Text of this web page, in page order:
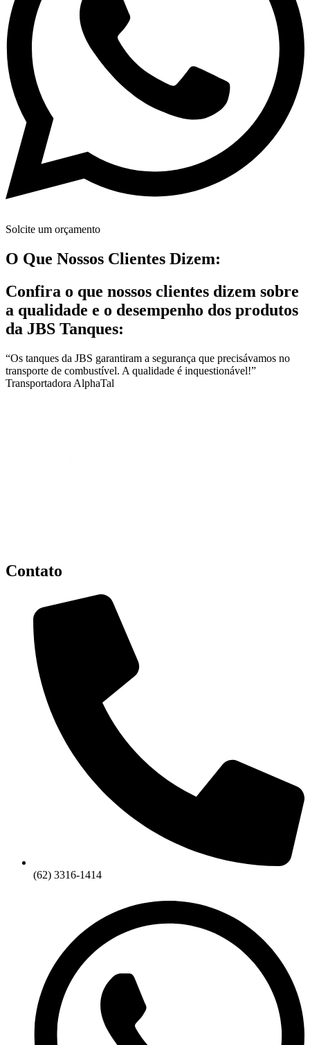
Solcite um orçamento
O Que Nossos Clientes Dizem:
Confira o que nossos clientes dizem sobre
a qualidade e o desempenho dos produtos
da JBS Tanques:
“Os tanques da JBS garantiram a segurança que precisávamos no
transporte de combustível. A qualidade é inquestionável!”
Transportadora AlphaTal
Contato
(62) 3316-1414